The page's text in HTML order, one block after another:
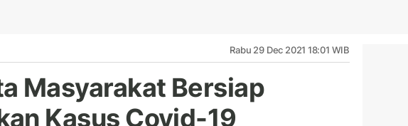
Rabu 29 Dec 2021 18:01 WIB
Masyarakat Bersiap
Kasus Covid-19